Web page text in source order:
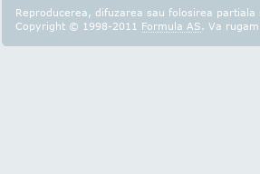
Reproducerea, difuzarea sau folosirea
Copyright © 1998-2011 Formula AS. Va